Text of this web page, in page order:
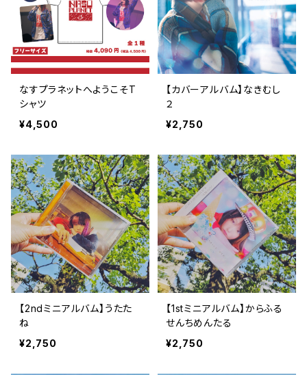
なすプラネットへようこそT
シャツ
¥4,500
【カバーアルバム】なきむし
２
¥2,750
【2ndミニアルバム】うたた
ね
¥2,750
【1stミニアルバム】からふる
せんちめんたる
¥2,750